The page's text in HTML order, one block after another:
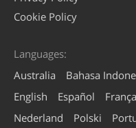
Cookie Policy
Languages:
Australia
Bahasa
English
Español
Nederland
Polski